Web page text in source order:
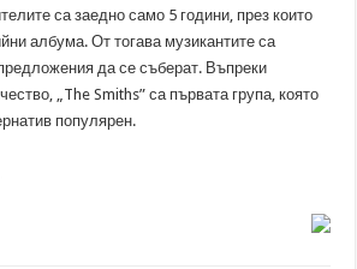
са заедно само 5 години, през които
албума. От тогава музикантите са
да се съберат. Въпреки
„The Smiths” са първата група, която
популярен.